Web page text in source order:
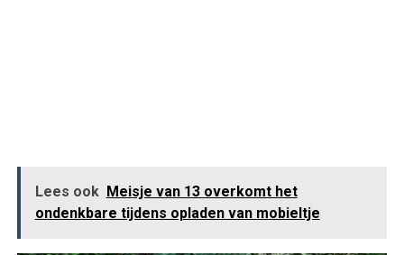
Lees ook Meisje van 13 overkomt het
ondenkbare tijdens opladen van mobieltje